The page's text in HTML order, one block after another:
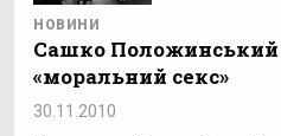
НОВИНИ
Сашко Положинський
«моральний секс»
30.11.2010